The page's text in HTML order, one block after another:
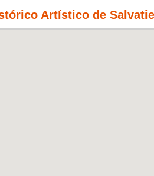
Artístico de